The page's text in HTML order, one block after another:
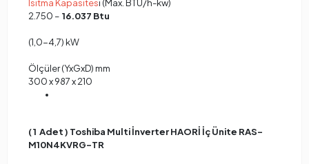
Isıtma Kapasitesi (Max. BTU/h-kw)
2.750 – 16.037 Btu
(1,0-4,7) kW
Ölçüler (YxGxD) mm
300 x 987 x 210
( 1 Adet ) Toshiba Multi İnverter HAORİ İç Ünite RAS-
M10N4KVRG-TR